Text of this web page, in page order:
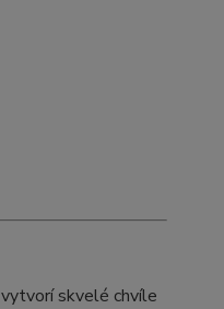
skvelé chvíle